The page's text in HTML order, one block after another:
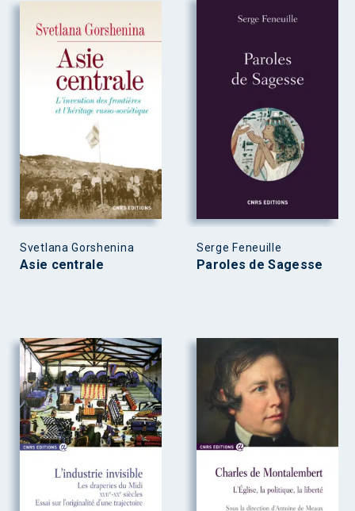
Svetlana Gorshenina
Asie centrale
Serge Feneuille
Paroles de Sagesse